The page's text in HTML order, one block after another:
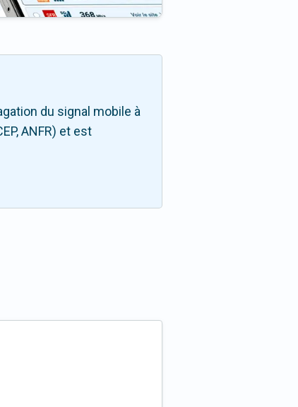
du signal mobile à
ANFR) et est